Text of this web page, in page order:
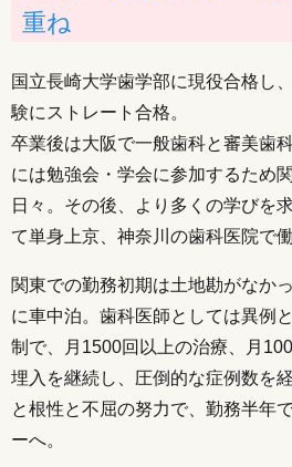
重ね
国立長崎大学歯学部に現役合格し
験にストレート合格。
卒業後は大阪で一般歯科と審美歯
には勉強会・学会に参加するため
日々。その後、より多くの学びを
て単身上京、神奈川の歯科医院で
関東での勤務初期は土地勘がなか
に車中泊。歯科医師としては異例
制で、月1500回以上の治療、月
埋入を継続し、圧倒的な症例数を
と根性と不屈の努力で、勤務半年
ーへ。